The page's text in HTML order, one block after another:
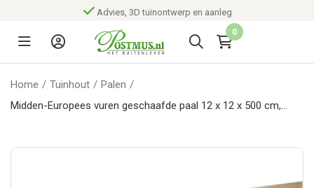
Advies, 3D tuinontwerp en aanleg
0
Home / Tuinhout / Palen /
Midden-Europees vuren geschaafde paal 12 x 12 x 500 cm,